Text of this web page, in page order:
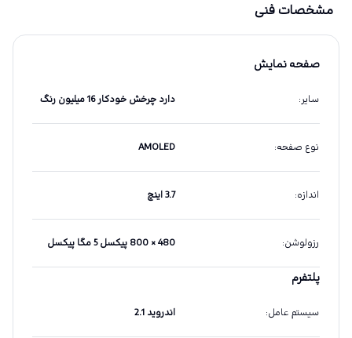
مشخصات فنی
صفحه نمایش
سایر: دارد چرخش خودکار 16 میلیون رنگ
نوع صفحه:
AMOLED
اندازه: 3.7 اینچ
رزولوشن: 480 × 800 پیکسل 5 مگا پیکسل
پلتفرم
سیستم عامل: اندروید 2.1